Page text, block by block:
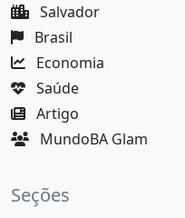
Salvador
Brasil
Economia
Saúde
Artigo
MundoBA Glam
Seções